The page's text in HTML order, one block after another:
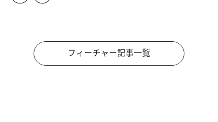
フィーチャー記事一覧